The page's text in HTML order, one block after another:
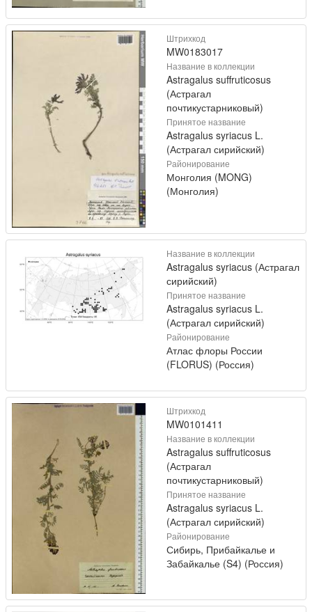
Штрихкод
MW0183017
Название в коллекции
Astragalus suffruticosus
(Астрагал
почтикустарниковый)
Принятое название
Astragalus syriacus L.
(Астрагал сирийский)
Районирование
Монголия (MONG)
(Монголия)
Название в коллекции
Astragalus syriacus (Астрагал
сирийский)
Принятое название
Astragalus syriacus L.
(Астрагал сирийский)
Районирование
Атлас флоры России
(FLORUS) (Россия)
Штрихкод
MW0101411
Название в коллекции
Astragalus suffruticosus
(Астрагал
почтикустарниковый)
Принятое название
Astragalus syriacus L.
(Астрагал сирийский)
Районирование
Сибирь, Прибайкалье и
Забайкалье (S4) (Россия)